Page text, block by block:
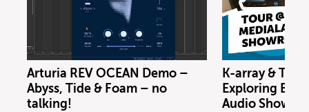
Arturia REV OCEAN Demo –
Abyss, Tide & Foam – no
talking!
K-array &
Exploring
Audio